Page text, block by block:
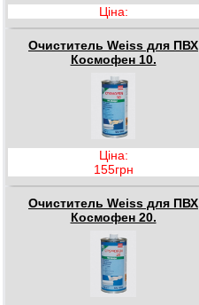
Ціна:
Очиститель Weiss для ПВХ
Космофен 10.
Ціна:
155грн
Очиститель Weiss для ПВХ
Космофен 20.